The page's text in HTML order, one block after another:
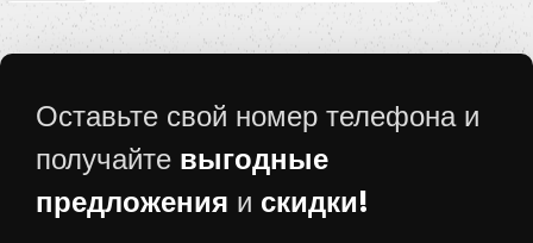
Оставьте свой номер телефона и
получайте выгодные
предложения и скидки!